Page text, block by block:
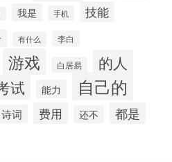
我是 手机 技能
有什么 李白
游戏 白居易 的人
试 能力 自己的
诗词 费用 还不 都是